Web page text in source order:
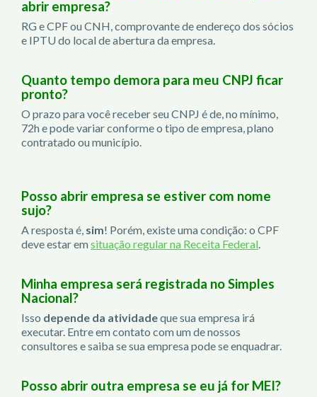
abrir empresa?
RG e CPF ou CNH, comprovante de endereço dos sócios
e IPTU do local de abertura da empresa.
Quanto tempo demora para meu CNPJ ficar
pronto?
O prazo para você receber seu CNPJ é de, no mínimo,
72h e pode variar conforme o tipo de empresa, plano
contratado ou município.
Posso abrir empresa se estiver com nome
sujo?
A resposta é, sim! Porém, existe uma condição: o CPF
deve estar emsituação regular na Receita Federal.
Minha empresa será registrada no Simples
Nacional?
Isso depende da atividadeque sua empresa irá
executar. Entre em contato com um de nossos
consultores e saiba se sua empresa pode se enquadrar.
Posso abrir outra empresa se eu já for MEI?